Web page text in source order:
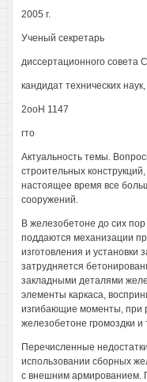
2005 г.
Ученый секретарь
диссертационного совета
кандидат технических
2ооН 1147
гто
Актуальность темы.
строительных
настоящее время все
сооружений.
В железобетоне до сих
поддаются механизации
изготовления и установки
затрудняется
закладными деталями
элементы каркаса,
изгибающие моменты, при
железобетоне громоздки
Перечисленные
использовании сборных
с внешним армированием.